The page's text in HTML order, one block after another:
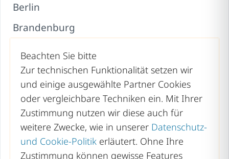
Berlin
Brandenburg
Hamburg
Hessen
Mecklenburg-Vorpommern
Niedersachsen
Nordrhein-Westfalen
Beachten Sie bitte
Zur technischen Funktionalität setzen wir
und einige ausgewählte Partner Cookies
oder vergleichbare Techniken ein. Mit Ihrer
Zustimmung nutzen wir diese auch für
weitere Zwecke, wie in unserer Datenschutz-
und Cookie-Politik erläutert. Ohne Ihre
Zustimmung können gewisse Features